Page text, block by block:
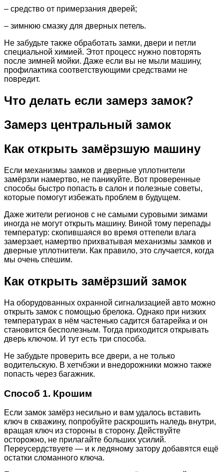
– средство от примерзания дверей;
– зимнюю смазку для дверных петель.
Не забудьте также обработать замки, двери и петли
специальной химией. Этот процесс нужно повторять
после зимней мойки. Даже если вы не мыли машину,
профилактика соответствующими средствами не
повредит.
Что делать если замерз замок?
Замерз центральный замок
Как открыть замёрзшую машину
Если механизмы замков и дверные уплотнители
замёрзли намертво, не паникуйте. Вот проверенные
способы быстро попасть в салон и полезные советы,
которые помогут избежать проблем в будущем.
Даже жители регионов с не самыми суровыми зимами
иногда не могут открыть машину. Виной тому перепады
температур: скопившаяся во время оттепели влага
замерзает, намертво прихватывая механизмы замков и
дверные уплотнители. Как правило, это случается, когда
мы очень спешим.
Как открыть замёрзший замок
На оборудованных охранной сигнализацией авто можно
открыть замок с помощью брелока. Однако при низких
температурах в нём частенько садится батарейка и он
становится бесполезным. Тогда приходится открывать
дверь ключом. И тут есть три способа.
Не забудьте проверить все двери, а не только
водительскую. В хетчбэки и внедорожники можно также
попасть через багажник.
Способ 1. Крошим
Если замок замёрз несильно и вам удалось вставить
ключ в скважину, попробуйте раскрошить наледь внутри,
вращая ключ из стороны в сторону. Действуйте
осторожно, не прилагайте больших усилий.
Переусердствуете — и к ледяному затору добавятся ещё
остатки сломанного ключа.